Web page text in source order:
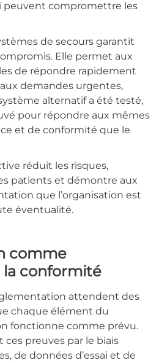
peuvent compromettre les
de secours garantit
Elle permet aux
de répondre rapidement
demandes urgentes,
alternatif a été testé,
pour répondre aux mêmes
et de conformité que le
réduit les risques,
patients et démontre aux
que l’organisation est
éventualité.
comme
conformité
attendent des
chaque élément du
fonctionne comme prévu.
preuves par le biais
de données d’essai et de